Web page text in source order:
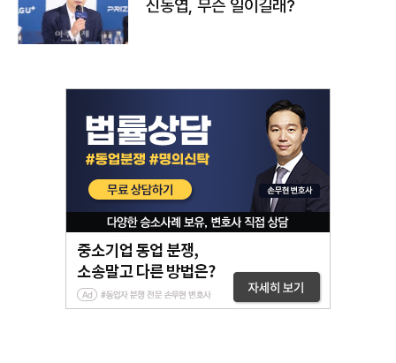
신동엽, 무슨 일이길래?